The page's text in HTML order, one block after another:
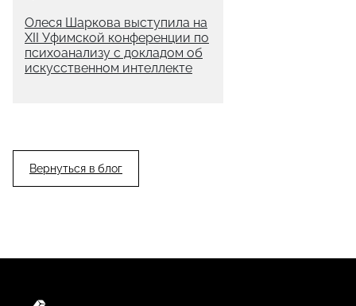
Олеся Шаркова выступила на
XII Уфимской конференции по
психоанализу с докладом об
искусственном интеллекте
Вернуться в блог